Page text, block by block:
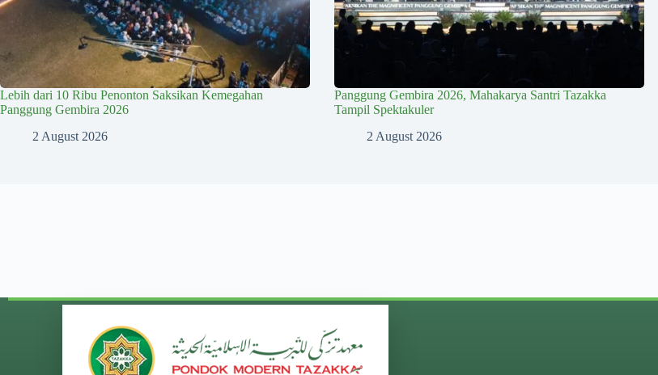
Lebih dari 10 Ribu Penonton Saksikan Kemegahan
Panggung Gembira 2026
2 August 2026
Panggung Gembira 2026, Mahakarya Santri Tazakka
Tampil Spektakuler
2 August 2026